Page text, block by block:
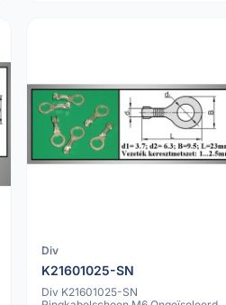
Div
K21601025-SN
Div K21601025-SN